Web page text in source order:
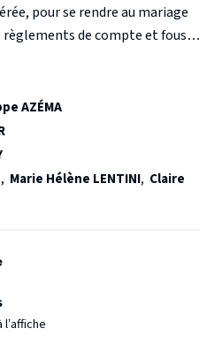
pour se rendre au mariage
vont tenter de se
les pièces Les Bonobos et
Lentini, actrice de Pep’s et
bourgeoise de la comédie
et éclats de rire !
AZÉMA
, Marie Hélène LENTINI, Claire